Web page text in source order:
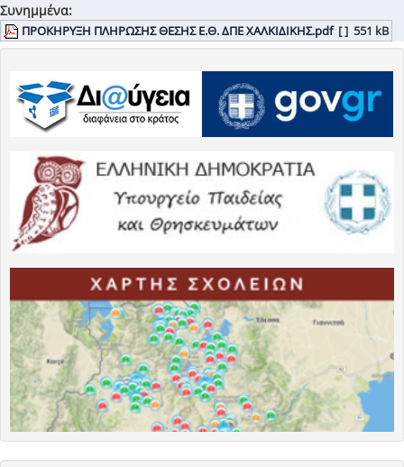
Συνημμένα:
ΠΡΟΚΗΡΥΞΗ ΠΛΗΡΩΣΗΣ ΘΕΣΗΣ Ε.Θ. ΔΠΕ ΧΑΛΚΙΔΙΚΗΣ.pdf [ ] 551 kB